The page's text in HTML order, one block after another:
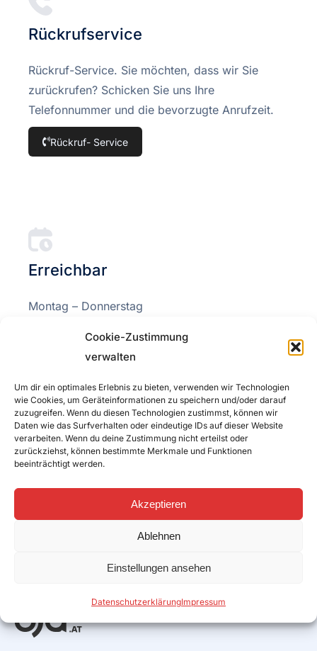
Cookie-Zustimmung
verwalten
Um dir ein optimales Erlebnis zu bieten, verwenden wir Technologien
wie Cookies, um Geräteinformationen zu speichern und/oder darauf
zuzugreifen. Wenn du diesen Technologien zustimmst, können wir
Daten wie das Surfverhalten oder eindeutige IDs auf dieser Website
verarbeiten. Wenn du deine Zustimmung nicht erteilst oder
zurückziehst, können bestimmte Merkmale und Funktionen
beeinträchtigt werden.
Akzeptieren
Ablehnen
Einstellungen ansehen
DatenschutzerklärungImpressum
Rückrufservice
Rückruf-Service. Sie möchten, dass wir Sie
zurückrufen? Schicken Sie uns Ihre
Telefonnummer und die bevorzugte Anrufzeit.
Rückruf- Service
Erreichbar
Montag – Donnerstag